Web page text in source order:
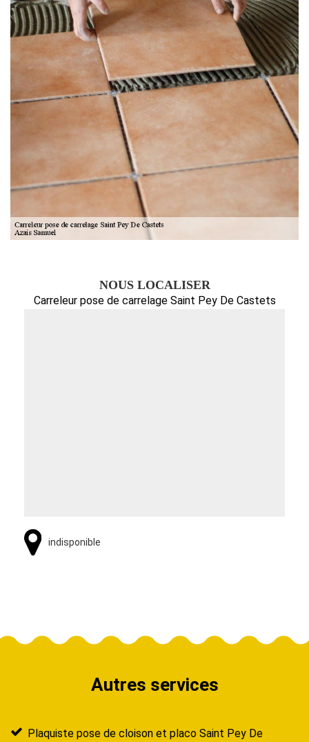
NOUS LOCALISER
Carreleur pose de carrelage Saint Pey De Castets
indisponible
Autres services
Plaquiste pose de cloison et placo Saint Pey De